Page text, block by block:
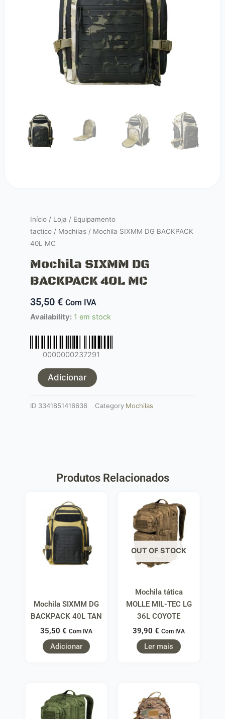
Início / Loja / Equipamento
tactico / Mochilas / Mochila SIXMM DG BACKPACK
40L MC
Mochila SIXMM DG
BACKPACK 40L MC
35,50 € Com IVA
Availability: 1 em stock
0000000237291
Quantidade
SIXMM
BACKPACK
40L
MC
Adicionar
ID 3341851416636 Category Mochilas
Produtos Relacionados
Mochila SIXMM DG
BACKPACK 40L TAN
35,50 € Com IVA
Adicionar
OUT OF STOCK
Mochila tática
MOLLE MIL-TEC LG
36L COYOTE
39,90 € Com IVA
Ler mais